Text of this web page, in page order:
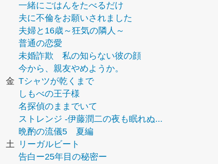
一緒にごはんをたべるだけ
夫に不倫をお願いされました
夫婦と16歳～狂気の隣人～
普通の恋愛
未婚詐欺 私の知らない彼の顔
今から、親友やめようか。
金 Tシャツが乾くまで
しもべの王子様
名探偵のままでいて
ストレンジ -伊藤潤二の夜も眠れぬ...
晩酌の流儀5 夏編
土
リーガルビート
告白ー25年目の秘密ー